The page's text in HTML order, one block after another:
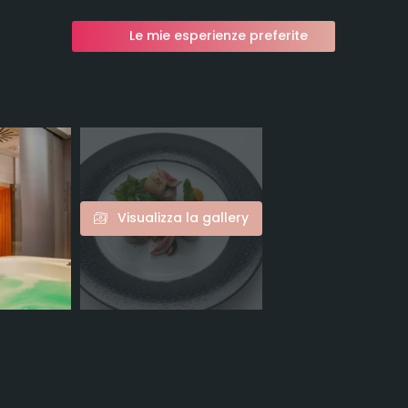
Le mie esperienze preferite
Visualizza la gallery